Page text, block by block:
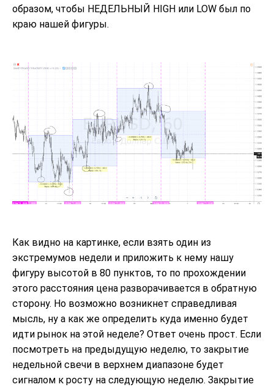
образом, чтобы НЕДЕЛЬНЫЙ HIGH или LOW был по
краю нашей фигуры.
Как видно на картинке, если взять один из
экстремумов недели и приложить к нему нашу
фигуру высотой в 80 пунктов, то по прохождении
этого расстояния цена разворачивается в обратную
сторону. Но возможно возникнет справедливая
мысль, ну а как же определить куда именно будет
идти рынок на этой неделе? Ответ очень прост. Если
посмотреть на предыдущую неделю, то закрытие
недельной свечи в верхнем диапазоне будет
сигналом к росту на следующую неделю. Закрытие